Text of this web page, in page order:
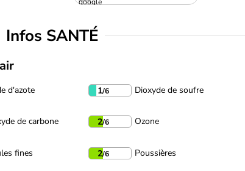
Infos SANTÉ
d'azote 1/6 Dioxyde de soufre
de carbone 2/6 Ozone
fines 2/6 Poussières